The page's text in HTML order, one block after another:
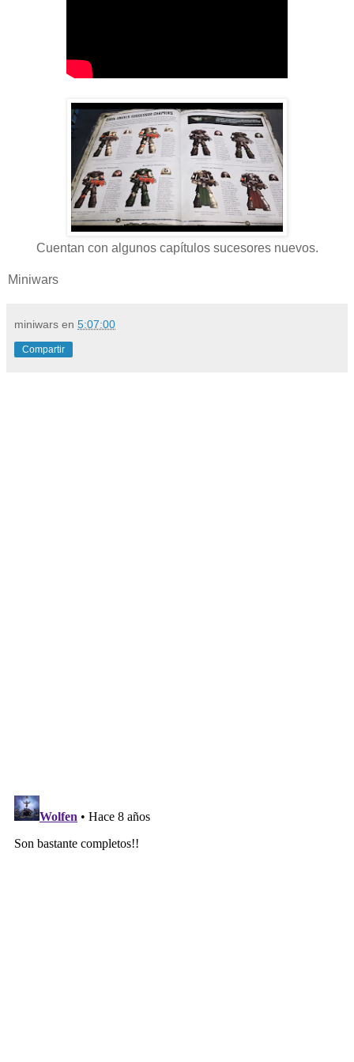
Cuentan con algunos capítulos sucesores nuevos.
Miniwars
miniwars en 5:07:00
Compartir